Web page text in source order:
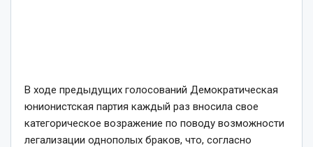
В ходе предыдущих голосований Демократическая
юнионистская партия каждый раз вносила свое
категорическое возражение по поводу возможности
легализации однополых браков, что, согласно